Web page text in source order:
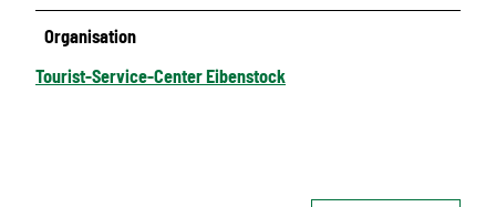
Organisation
Tourist-Service-Center Eibenstock